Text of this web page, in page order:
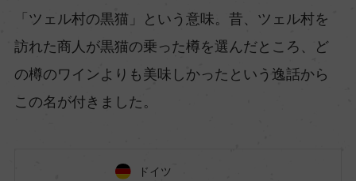
「ツェル村の黒猫」という意味。昔、ツェル村を
訪れた商人が黒猫の乗った樽を選んだところ、ど
の樽のワインよりも美味しかったという逸話から
この名が付きました。​
ドイツ